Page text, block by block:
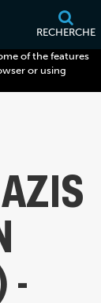
RECHERCHE
of the features
or using
-